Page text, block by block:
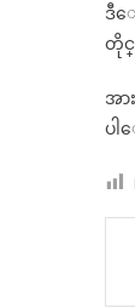
ဒီ
တိုင္
အာ
ပါ